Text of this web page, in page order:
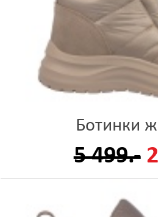
Ботинки
5 499.-